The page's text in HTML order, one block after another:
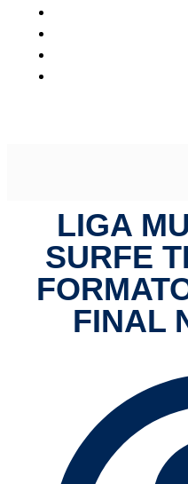
LIGA
SURFE
FINAL